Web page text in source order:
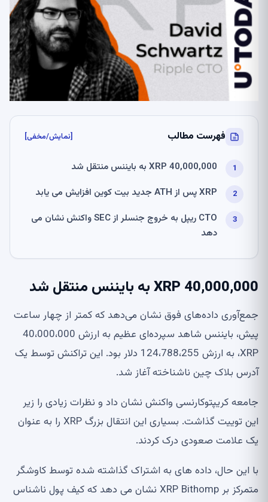
فهرست مطالب [نمایش/مخفی]
40,000,000 XRP به بایننس منتقل شد
XRP پس از ATH جدید بیت کوین افزایش می یابد
CTO ریپل به خروج جنسلر از SEC واکنش نشان می
دهد
40,000,000 XRP به بایننس منتقل شد
جمع‌آوری داده‌های فوق نشان می‌دهد که کمتر از چهار ساعت
پیش، بایننس شاهد سپرده‌ای عظیم به ارزش 40،000،000
XRP، به ارزش 124،788،255 دلار بود. این تراکنش توسط یک
آدرس بلاک چین ناشناخته آغاز شد.
جامعه کریپتوکارنسی واکنش نشان داد و نظرات زیادی را زیر
این توییت گذاشت. بسیاری این انتقال بزرگ XRP را به عنوان
یک علامت صعودی درک کردند.
با این حال، داده های به اشتراک گذاشته شده توسط کاوشگر
متمرکز بر XRP Bithomp نشان می دهد که کیف پول ناشناس